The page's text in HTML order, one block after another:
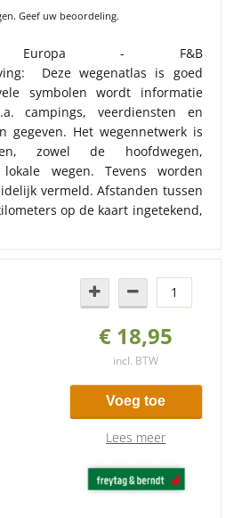
Geef uw beoordeling.
Europa - F&B
Deze wegenatlas is goed
symbolen wordt informatie
campings, veerdiensten en
gegeven. Het wegennetwerk is
zowel de hoofdwegen,
wegen. Tevens worden
vermeld. Afstanden tussen
op de kaart ingetekend,
€ 18,95
incl. BTW
Voeg toe
Lees meer